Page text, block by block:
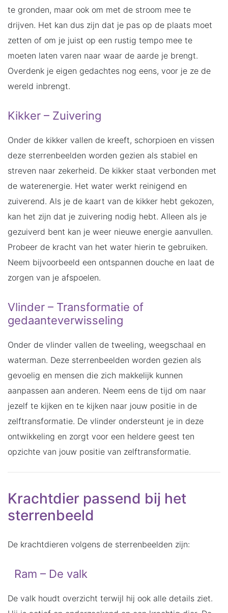
te gronden, maar ook om met de stroom mee te
drijven. Het kan dus zijn dat je pas op de plaats moet
zetten of om je juist op een rustig tempo mee te
moeten laten varen naar waar de aarde je brengt.
Overdenk je eigen gedachtes nog eens, voor je ze de
wereld inbrengt.
Kikker – Zuivering
Onder de kikker vallen de kreeft, schorpioen en vissen
deze sterrenbeelden worden gezien als stabiel en
streven naar zekerheid. De kikker staat verbonden met
de waterenergie. Het water werkt reinigend en
zuiverend. Als je de kaart van de kikker hebt gekozen,
kan het zijn dat je zuivering nodig hebt. Alleen als je
gezuiverd bent kan je weer nieuwe energie aanvullen.
Probeer de kracht van het water hierin te gebruiken.
Neem bijvoorbeeld een ontspannen douche en laat de
zorgen van je afspoelen.
Vlinder – Transformatie of
gedaanteverwisseling
Onder de vlinder vallen de tweeling, weegschaal en
waterman. Deze sterrenbeelden worden gezien als
gevoelig en mensen die zich makkelijk kunnen
aanpassen aan anderen. Neem eens de tijd om naar
jezelf te kijken en te kijken naar jouw positie in de
zelftransformatie. De vlinder ondersteunt je in deze
ontwikkeling en zorgt voor een heldere geest ten
opzichte van jouw positie van zelftransformatie.
Krachtdier passend bij het
sterrenbeeld
De krachtdieren volgens de sterrenbeelden zijn:
Ram – De valk
De valk houdt overzicht terwijl hij ook alle details ziet.